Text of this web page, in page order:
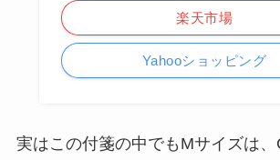
楽天市場
Yahooショッピング
実はこの付箋の中でもMサイズは、